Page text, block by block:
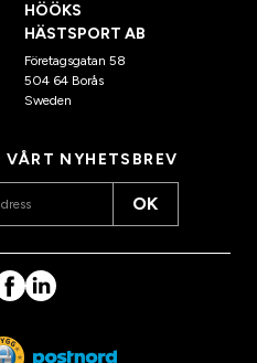
HÖÖKS
HÄSTSPORT AB
Företagsgatan 58
504 64 Borås
Sweden
VÅRT NYHETSBREV
OK